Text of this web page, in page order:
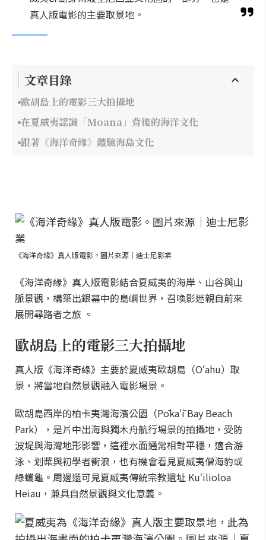
真人版電影的主要取景地。
文章目錄
歐胡島上的電影三大拍攝地
在夏威夷認識「Moana」背後的海洋文化
跟著《海洋奇緣》體驗海島文化
《海洋奇緣》真人版電影。圖片來源｜迪士尼影業
《海洋奇緣》真人版電影結合夏威夷的海岸、山谷與山
脈景觀，構築出銀幕中的島嶼世界，召喚影迷親自前來
展開尋路者之旅 。
歐胡島上的電影三大拍攝地
真人版《海洋奇緣》主要於夏威夷歐胡島（Oʻahu）取
景，將當地自然景觀融入電影場景。
歐胡島西岸的柏卡夷灣海濱公園（Pōkaʻī Bay Beach
Park），是片中出海與獨木舟航行場景的拍攝地，受防
波堤與海灣地形影響，這裡水面通常相對平穩，適合游
泳、划槳與初學者衝浪，也有機會看見夏威夷僧海豹或
綠蠵龜。周邊還可見夏威夷傳統宗教遺址 Kuʻilioloa
Heiau，兼具自然景觀與文化意義。